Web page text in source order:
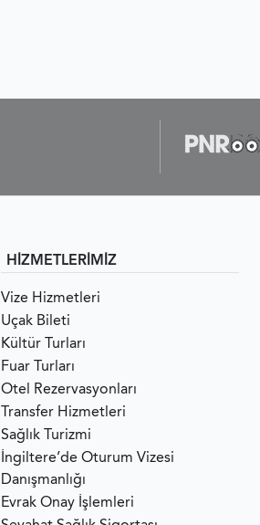
HİZMETLERİMİZ
Vize Hizmetleri
Uçak Bileti
Kültür Turları
Fuar Turları
Otel Rezervasyonları
Transfer Hizmetleri
Sağlık Turizmi
İngiltere’de Oturum Vizesi
Danışmanlığı
Evrak Onay İşlemleri